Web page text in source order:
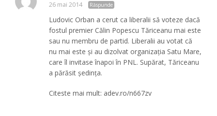
26 mai 2014 Răspunde
Ludovic Orban a cerut ca liberalii să voteze dacă
fostul premier Călin Popescu Tăriceanu mai este
sau nu membru de partid. Liberalii au votat că
nu mai este şi au dizolvat organizaţia Satu Mare,
care îl invitase înapoi în PNL. Supărat, Tăriceanu
a părăsit şedinţa.
Citeste mai mult: adev.ro/n667zv